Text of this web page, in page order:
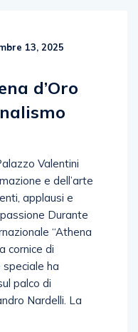
13, 2025
d’Oro
Valentini
e dell’arte
applausi e
Durante
“Athena
cornice di
ha
palco di
Nardelli. La